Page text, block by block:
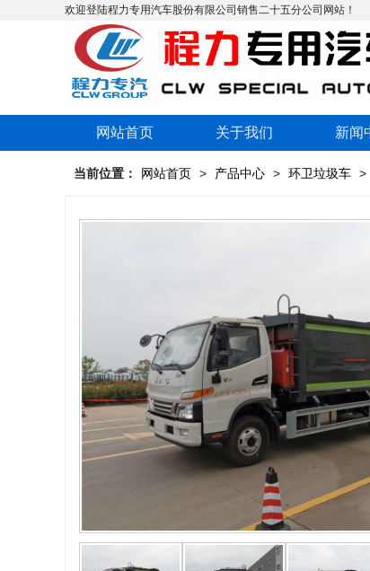
欢迎登陆程力专用汽车股份有限公司销售二十五分公司网站！
网站首页 关于我们 新闻
当前位置： 网站首页 > 产品中心 > 环卫垃圾车 >